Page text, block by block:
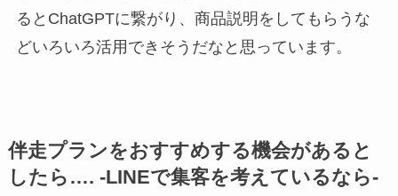
るとChatGPTに繋がり、商品説明をしてもらうな
どいろいろ活用できそうだなと思っています。
伴走プランをおすすめする機会があると
したら…. -LINEで集客を考えているなら-